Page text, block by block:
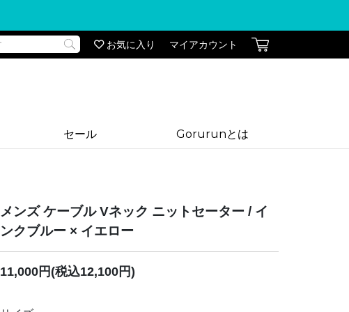
お気に入り マイアカウント
セール Gorurunとは
メンズ ケーブル Vネック ニットセーター / イ
ンクブルー × イエロー
11,000円(税込12,100円)